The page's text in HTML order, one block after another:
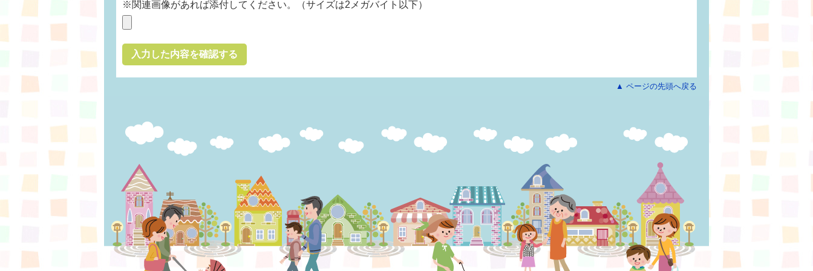
※関連画像があれば添付してください。（サイズは2メガバイト以下）
▲ ページの先頭へ戻る